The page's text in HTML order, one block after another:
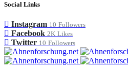
Social Links
Instagram 10 Followers
Facebook 2K Likes
Twitter 10 Followers